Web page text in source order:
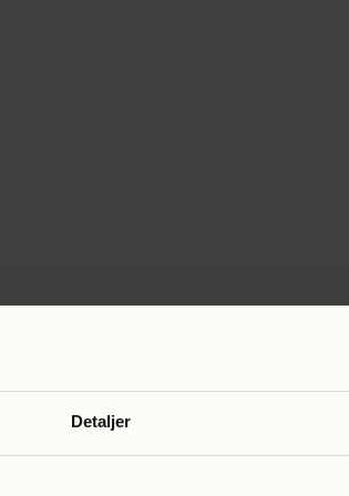
Detaljer